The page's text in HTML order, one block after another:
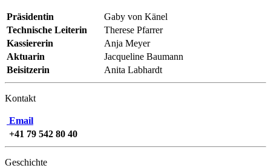
Präsidentin
Gaby von Känel
Technische Leiterin
Therese Pfarrer
Kassiererin
Anja Meyer
Aktuarin
Jacqueline Baumann
Beisitzerin
Anita Labhardt
Kontakt
Email
+41 79 542 80 40
Geschichte